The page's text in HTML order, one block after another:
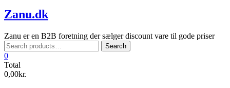
Zanu.dk
Zanu er en B2B foretning der sælger discount vare til gode priser
Search
for:
Search
0
Total
0,00kr.